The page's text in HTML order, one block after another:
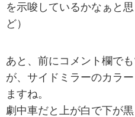
を示唆しているかなぁと
ど）
あと、前にコメント欄で
が、サイドミラーのカラ
ますね。
劇中車だと上が白で下が